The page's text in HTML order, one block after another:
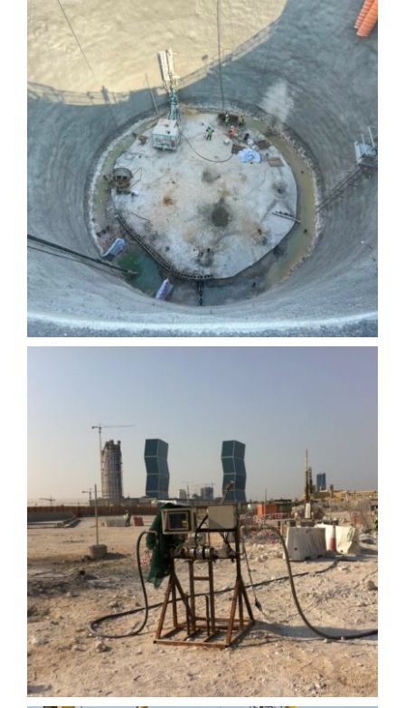
Wakrah & Wukair Drenaj
Tüneli Projesi
Lusail Demiryolu Projesi
Pearl İstasyonu Enjeksiyon
İşleri